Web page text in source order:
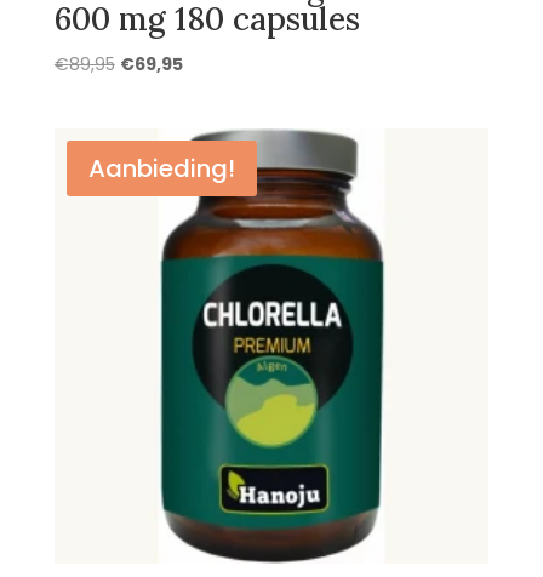
600 mg 180 capsules
€89,95 Oorspronkelijke
€89,95.
€69,95Huidige
€69,95.
Aanbieding!